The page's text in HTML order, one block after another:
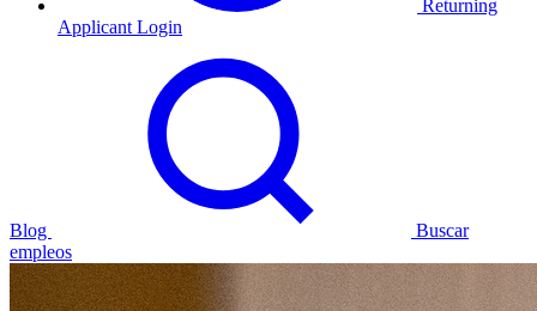
Returning
Applicant Login
Blog
Buscar
empleos